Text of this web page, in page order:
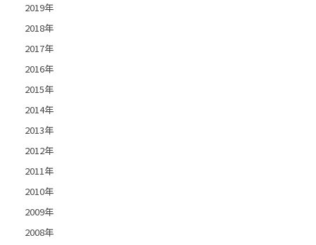
2019年
2018年
2017年
2016年
2015年
2014年
2013年
2012年
2011年
2010年
2009年
2008年